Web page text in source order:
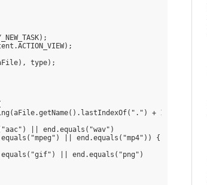
type);
{
+ 1,
|| end.equals("wav")
|| end.equals("mp4")) {
|| end.equals("png")